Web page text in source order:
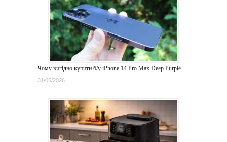
Чому вигідно купити б/у iPhone 14 Pro Max Deep Purple
31/05/2026